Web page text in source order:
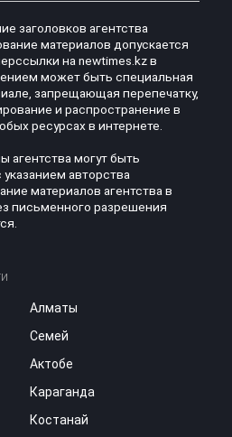
заголовков агентства
материалов допускается
на newtimes.kz в
может быть специальная
запрещающая перепечатку,
и распространение в
ресурсах в интернете.
агентства могут быть
авторства
материалов агентства в
письменного разрешения
Алматы
Семей
Актобе
Караганда
Костанай